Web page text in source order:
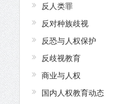
反人类罪
反对种族歧视
反恐与人权保护
反歧视教育
商业与人权
国内人权教育动态